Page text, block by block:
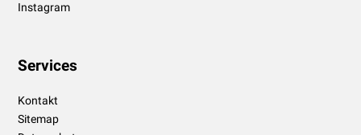
Instagram
Services
Kontakt
Sitemap